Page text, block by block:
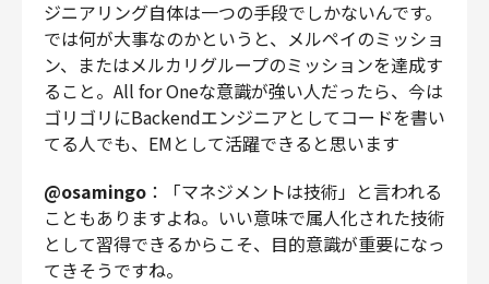
ジニアリング自体は一つの手段でしかないんです。
では何が大事なのかというと、メルペイのミッショ
ン、またはメルカリグループのミッションを達成す
ること。All for Oneな意識が強い人だったら、今は
ゴリゴリにBackendエンジニアとしてコードを書い
てる人でも、EMとして活躍できると思います
@osamingo ：「マネジメントは技術」と言われる
こともありますよね。いい意味で属人化された技術
として習得できるからこそ、目的意識が重要になっ
てきそうですね。